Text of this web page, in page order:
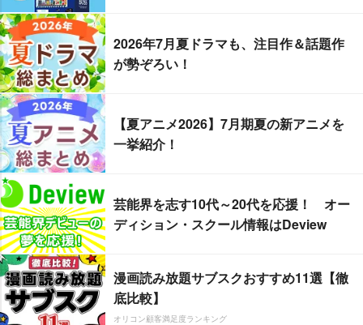
2026年7月夏ドラマも、注目作＆話題作
が勢ぞろい！
【夏アニメ2026】7月期夏の新アニメを
一挙紹介！
芸能界を志す10代～20代を応援！ オー
ディション・スクール情報はDeview
漫画読み放題サブスクおすすめ11選【徹
底比較】
オリコン顧客満足度ランキング